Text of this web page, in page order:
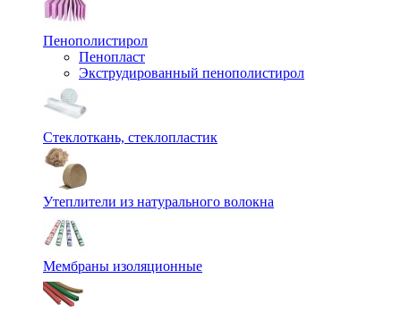
Пенополистирол
Пенопласт
Экструдированный пенополистирол
Стеклоткань, стеклопластик
Утеплители из натурального волокна
Мембраны изоляционные